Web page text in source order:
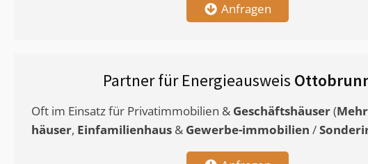
Anfragen
Partner für Energieausweis
Oft im Einsatz für Privatimmobilien & Geschäftshäuser(
häuser, Einfamilienhaus & Gewerbe-immobilien /